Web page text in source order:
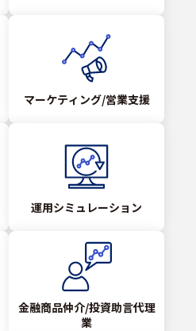
マーケティング/営業支援
運用シミュレーション
金融商品仲介/投資助言代理
業